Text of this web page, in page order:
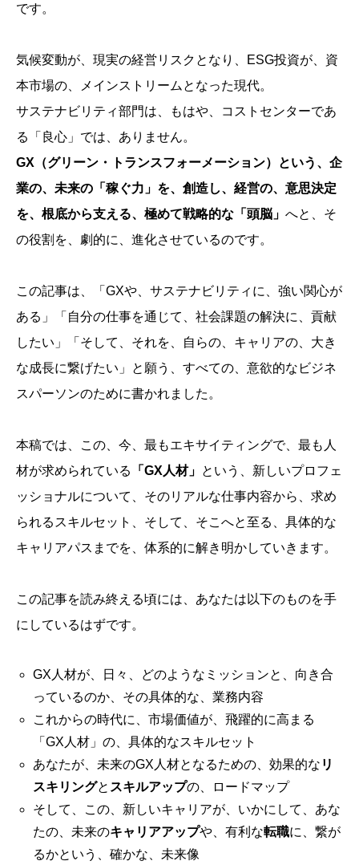
です。
気候変動が、現実の経営リスクとなり、ESG投資が、資
本市場の、メインストリームとなった現代。
サステナビリティ部門は、もはや、コストセンターであ
る「良心」では、ありません。
GX（グリーン・トランスフォーメーション）という、企
業の、未来の「稼ぐ力」を、創造し、経営の、意思決定
を、根底から支える、極めて戦略的な「頭脳」 へと、そ
の役割を、劇的に、進化させているのです。
この記事は、「GXや、サステナビリティに、強い関心が
ある」「自分の仕事を通じて、社会課題の解決に、貢献
したい」「そして、それを、自らの、キャリアの、大き
な成長に繋げたい」と願う、すべての、意欲的なビジネ
スパーソンのために書かれました。
本稿では、この、今、最もエキサイティングで、最も人
材が求められている
「GX人材」 という、新しいプロフェ
ッショナルについて、そのリアルな仕事内容から、求め
られるスキルセット、そして、そこへと至る、具体的な
キャリアパスまでを、体系的に解き明かしていきます。
この記事を読み終える頃には、あなたは以下のものを手
にしているはずです。
GX人材が、日々、どのようなミッションと、向き合
っているのか、その具体的な、業務内容
これからの時代に、市場価値が、飛躍的に高まる
「GX人材」の、具体的なスキルセット
あなたが、未来のGX人材となるための、効果的な リ
スキリングと スキルアップの、ロードマップ
そして、この、新しいキャリアが、いかにして、あな
たの、未来のキャリアアップや、有利な転職に、繋が
るかという、確かな、未来像